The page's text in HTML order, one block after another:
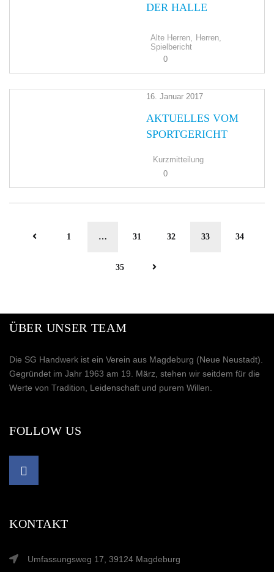
DER HALLE
Alte Herren, Herren,
Spielbericht
0
16. Januar 2017
AKTUELLES VOM
SPORTGERICHT
Kurzmitteilung
0
1 … 31 32 33 34
35
ÜBER UNSER TEAM
Die SG Handwerk ist ein Verein aus Magdeburg (Neue Neustadt).
Gegründet im Jahr 1963 am 19. März, stehen wir seitdem für die
Werte von Tradition, Leidenschaft und purem Willen.
FOLLOW US
KONTAKT
Umfassungsweg 17, 39124 Magdeburg